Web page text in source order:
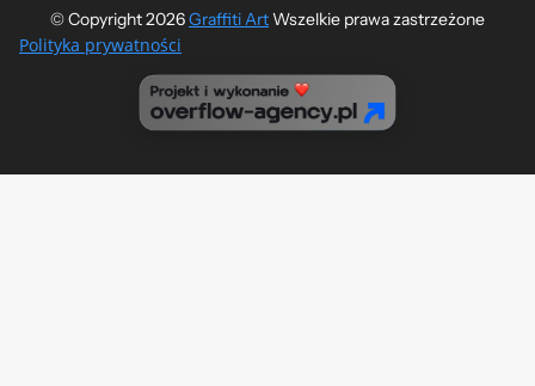
© Copyright 2026Graffiti Art​ Wszelkie prawa zastrzeżone
Polityka prywatności